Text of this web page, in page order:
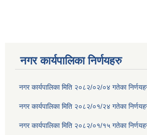
नगर कार्यपालिका निर्णयहरु
नगर कार्यपालिका मिति २०८२/०२/०४ गतेका
नगर कार्यपालिका मिति २०८२/०१/२४ गतेका
नगर कार्यपालिका मिति २०८२/०१/१५ गतेका